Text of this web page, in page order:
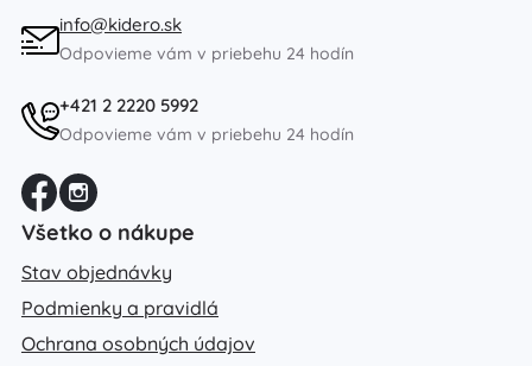
info@kidero.sk
Odpovieme vám v priebehu 24 hodín
+421 2 2220 5992
Odpovieme vám v priebehu 24 hodín
Všetko o nákupe
Stav objednávky
Podmienky a pravidlá
Ochrana osobných údajov